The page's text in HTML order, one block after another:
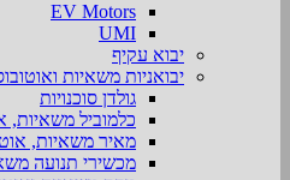
EV Motors
UMI
יבוא עקיף
יבואניות משאיות
גולדן סוכנויות
כלמוביל משאיות,
מאיר משאיות,
מכשירי תנועה